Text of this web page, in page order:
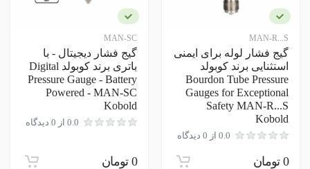
آلومینیوم
ضد انفجار
نظر شما
ارسال نظر در مورد این محصول
MAN-R...S
گیج فشار لوله برای ایمنی
استثنایی برند کوبولد
Bourdon Tube Pressure
Gauges for Exceptional
Safety MAN-R...S
Kobold
0.0 از 0 دیدگاه
0 تومان
MAN-SC
گیج فشار دیجیتال - با
باتری برند کوبولد Digital
Pressure Gauge - Battery
Powered - MAN-SC
Kobold
0.0 از 0 دیدگاه
0 تومان